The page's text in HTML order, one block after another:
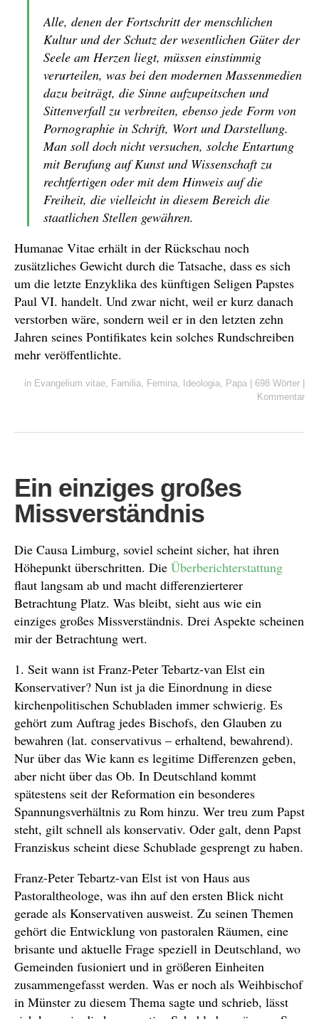
Alle, denen der Fortschritt der menschlichen
Kultur und der Schutz der wesentlichen Güter der
Seele am Herzen liegt, müssen einstimmig
verurteilen, was bei den modernen Massenmedien
dazu beiträgt, die Sinne aufzupeitschen und
Sittenverfall zu verbreiten, ebenso jede Form von
Pornographie in Schrift, Wort und Darstellung.
Man soll doch nicht versuchen, solche Entartung
mit Berufung auf Kunst und Wissenschaft zu
rechtfertigen oder mit dem Hinweis auf die
Freiheit, die vielleicht in diesem Bereich die
staatlichen Stellen gewähren.
Humanae Vitae erhält in der Rückschau noch
zusätzliches Gewicht durch die Tatsache, dass es sich
um die letzte Enzyklika des künftigen Seligen Papstes
Paul VI. handelt. Und zwar nicht, weil er kurz danach
verstorben wäre, sondern weil er in den letzten zehn
Jahren seines Pontifikates kein solches Rundschreiben
mehr veröffentlichte.
in Evangelium vitae, Familia, Femina, Ideologia, Papa 698 Wörter
Kommentar
Ein einziges großes
Missverständnis
Die Causa Limburg, soviel scheint sicher, hat ihren
Höhepunkt überschritten. Die Überberichterstattung
flaut langsam ab und macht differenzierterer
Betrachtung Platz. Was bleibt, sieht aus wie ein
einziges großes Missverständnis. Drei Aspekte scheinen
mir der Betrachtung wert.
1. Seit wann ist Franz-Peter Tebartz-van Elst ein
Konservativer? Nun ist ja die Einordnung in diese
kirchenpolitischen Schubladen immer schwierig. Es
gehört zum Auftrag jedes Bischofs, den Glauben zu
bewahren (lat. conservativus – erhaltend, bewahrend).
Nur über das Wie kann es legitime Differenzen geben,
aber nicht über das Ob. In Deutschland kommt
spätestens seit der Reformation ein besonderes
Spannungsverhältnis zu Rom hinzu. Wer treu zum Papst
steht, gilt schnell als konservativ. Oder galt, denn Papst
Franziskus scheint diese Schublade gesprengt zu haben.
Franz-Peter Tebartz-van Elst ist von Haus aus
Pastoraltheologe, was ihn auf den ersten Blick nicht
gerade als Konservativen ausweist. Zu seinen Themen
gehört die Entwicklung von pastoralen Räumen, eine
brisante und aktuelle Frage speziell in Deutschland, wo
Gemeinden fusioniert und in größeren Einheiten
zusammengefasst werden. Was er noch als Weihbischof
in Münster zu diesem Thema sagte und schrieb, lässt